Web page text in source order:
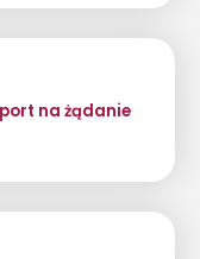
na żądanie